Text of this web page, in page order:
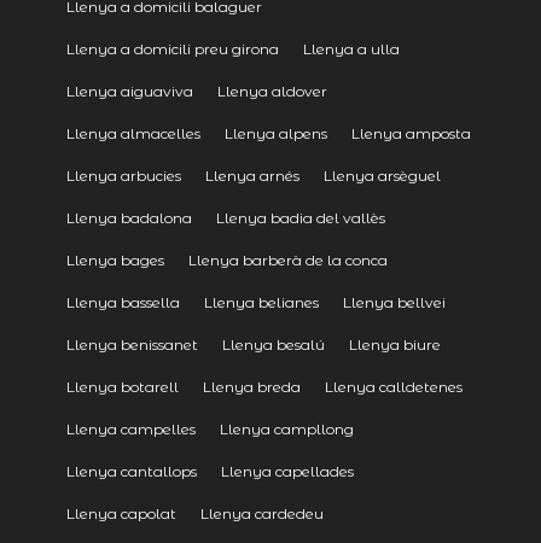
Llenya a domicili balaguer
Llenya a domicili preu girona Llenya a ulla
Llenya aiguaviva Llenya aldover
Llenya almacelles Llenya alpens Llenya amposta
Llenya arbucies Llenya arnés Llenya arsèguel
Llenya badalona Llenya badia del vallès
Llenya bages Llenya barberà de la conca
Llenya bassella Llenya belianes Llenya bellvei
Llenya benissanet Llenya besalú Llenya biure
Llenya botarell Llenya breda Llenya calldetenes
Llenya campelles Llenya campllong
Llenya cantallops Llenya capellades
Llenya capolat Llenya cardedeu